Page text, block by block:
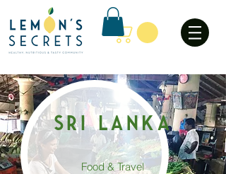
Sri lanka
Food & Travel